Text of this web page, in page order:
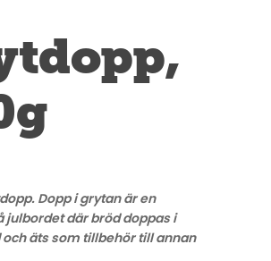
Dopp i grytan är en
julbordet där bröd doppas i
äts som tillbehör till annan